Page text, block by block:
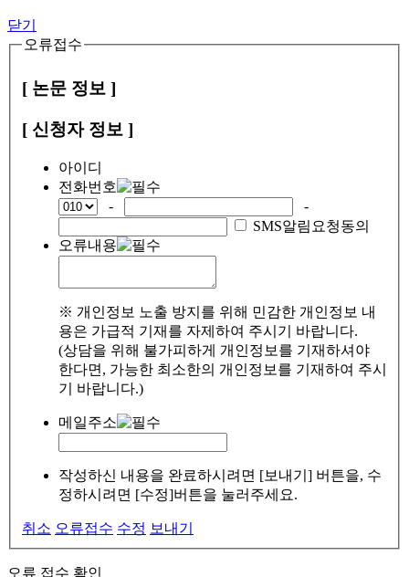
닫기
오류접수
[ 논문 정보 ]
[ 신청자 정보 ]
아이디
전화번호
-
-
SMS알림요청동의
오류내용
※ 개인정보 노출 방지를 위해 민감한 개인정보 내
용은 가급적 기재를 자제하여 주시기 바랍니다.
(상담을 위해 불가피하게 개인정보를 기재하셔야
한다면, 가능한 최소한의 개인정보를 기재하여 주시
기 바랍니다.)
메일주소
작성하신 내용을 완료하시려면 [보내기] 버튼을, 수
정하시려면 [수정]버튼을 눌러주세요.
취소 오류접수 수정 보내기
오류 접수 확인